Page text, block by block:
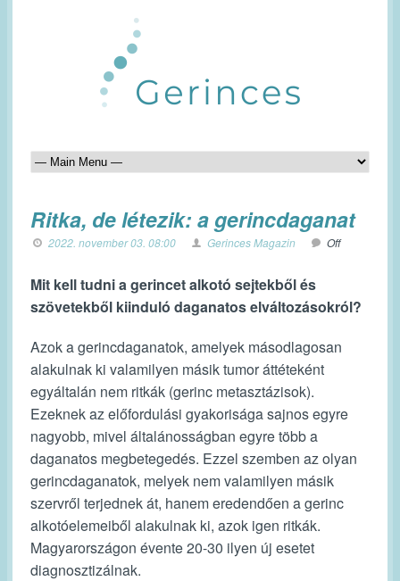
Ritka, de létezik: a gerincdaganat
2022. november 03. 08:00 Gerinces Magazin Off
Mit kell tudni a gerincet alkotó sejtekből és
szövetekből kiinduló daganatos elváltozásokról?
Azok a gerincdaganatok, amelyek másodlagosan
alakulnak ki valamilyen másik tumor áttéteként
egyáltalán nem ritkák (gerinc metasztázisok).
Ezeknek az előfordulási gyakorisága sajnos egyre
nagyobb, mivel általánosságban egyre több a
daganatos megbetegedés. Ezzel szemben az olyan
gerincdaganatok, melyek nem valamilyen másik
szervről terjednek át, hanem eredendően a gerinc
alkotóelemeiből alakulnak ki, azok igen ritkák.
Magyarországon évente 20-30 ilyen új esetet
diagnosztizálnak.